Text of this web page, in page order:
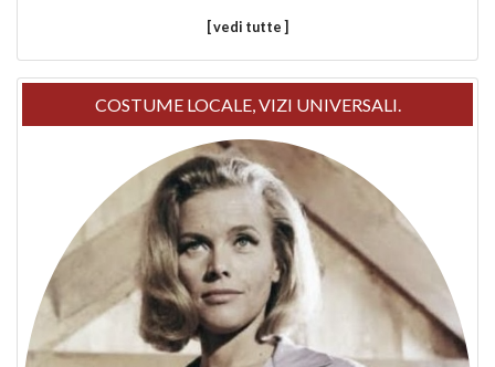
[ vedi tutte ]
COSTUME LOCALE, VIZI UNIVERSALI.